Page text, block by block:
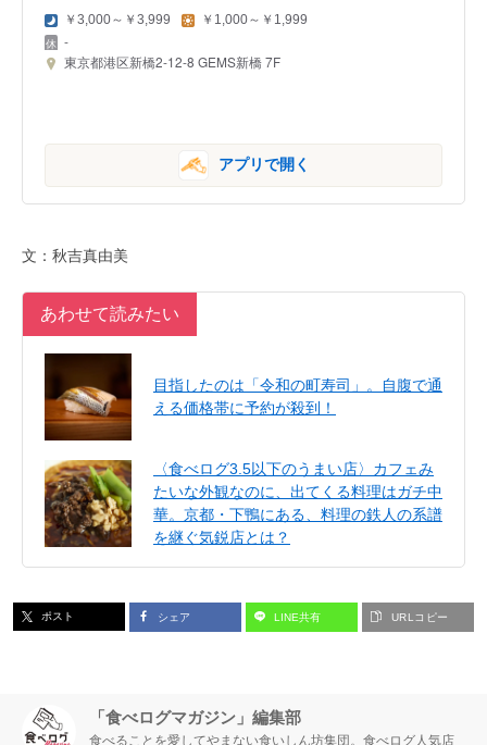
￥3,000～￥3,999 ￥1,000～￥1,999
-
東京都港区新橋2-12-8 GEMS新橋 7F
アプリで開く
文：秋吉真由美
あわせて読みたい
目指したのは「令和の町寿司」。自腹で通
える価格帯に予約が殺到！
〈食べログ3.5以下のうまい店〉カフェみ
たいな外観なのに、出てくる料理はガチ中
華。京都・下鴨にある、料理の鉄人の系譜
を継ぐ気鋭店とは？
ポスト シェア LINE共有 URLコピー
「食べログマガジン」編集部
食べることを愛してやまない食いしん坊集団。食べログ人気店